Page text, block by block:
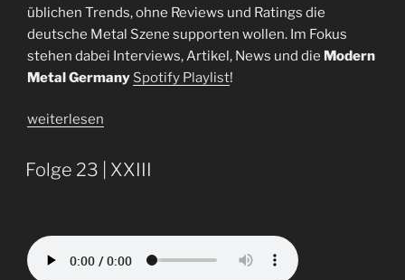
üblichen Trends, ohne Reviews und Ratings die
deutsche Metal Szene supporten wollen. Im Fokus
stehen dabei Interviews, Artikel, News und die Modern
Metal Germany Spotify Playlist!
„Interview
Metal
Germany
Jona,
Pauli“
weiterlesen
Folge 23 | XXIII